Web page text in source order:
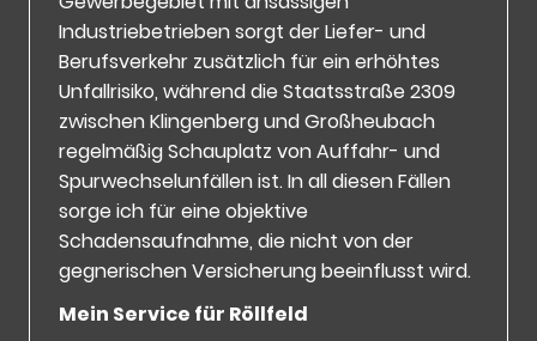
Industriebetrieben sorgt der Liefer- und
Berufsverkehr zusätzlich für ein erhöhtes
Unfallrisiko, während die Staatsstraße 2309
zwischen Klingenberg und Großheubach
regelmäßig Schauplatz von Auffahr- und
Spurwechselunfällen ist. In all diesen Fällen
sorge ich für eine objektive
Schadensaufnahme, die nicht von der
gegnerischen Versicherung beeinflusst wird.
Mein Service für Röllfeld